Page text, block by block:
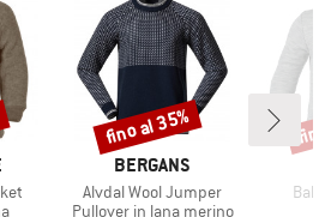
MARCHIO
BERGANS
Articolo
Alvdal Wool Jumper
Gruppo di prodotti
Pullover in lana merino
Sconto
fino al 35%